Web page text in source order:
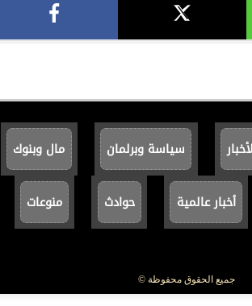
سياسة وبرلمان مال وبنوك
أخبار عالمية حوادث منوعات
جميع الحقوق محفوظة ©